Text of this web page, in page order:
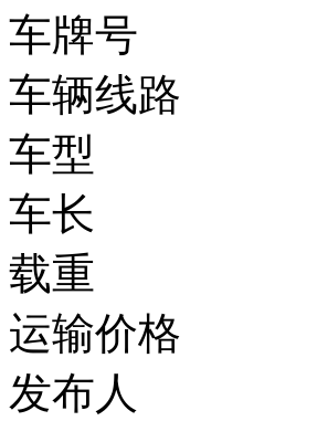
车牌号
车辆线路
车型
车长
载重
运输价格
发布人